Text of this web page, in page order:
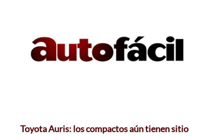
Toyota Auris: los compactos aún tienen sitio